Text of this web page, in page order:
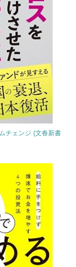
チェンジ (文春新書